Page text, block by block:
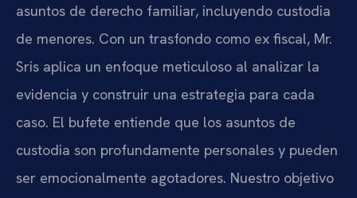
asuntos de derecho familiar, incluyendo custodia
de menores. Con un trasfondo como ex fiscal, Mr.
Sris aplica un enfoque meticuloso al analizar la
evidencia y construir una estrategia para cada
caso. El bufete entiende que los asuntos de
custodia son profundamente personales y pueden
ser emocionalmente agotadores. Nuestro objetivo